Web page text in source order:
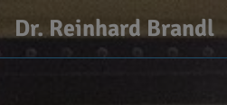
Dr. Reinhard Brandl